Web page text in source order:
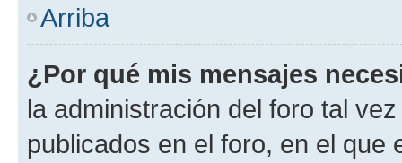
Arriba
¿Por qué mis mensajes
la administración del foro tal
publicados en el foro, en el